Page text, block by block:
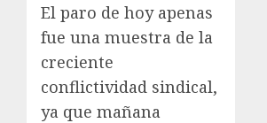
El paro de hoy apenas
fue una muestra de la
creciente
conflictividad sindical,
ya que mañana